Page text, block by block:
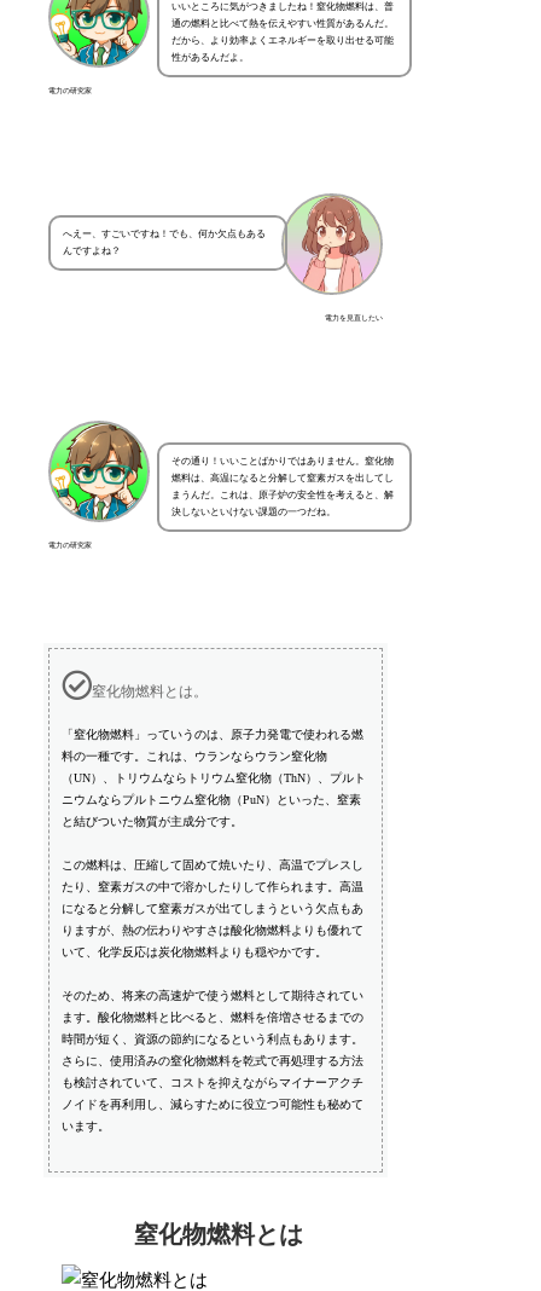
電力の研究家
いいところに気がつきましたね！窒化物燃料は、普
通の燃料と比べて熱を伝えやすい性質があるんだ。
だから、より効率よくエネルギーを取り出せる可能
性があるんだよ。
電力を見直したい
へえー、すごいですね！でも、何か欠点もある
んですよね？
電力の研究家
その通り！いいことばかりではありません。窒化物
燃料は、高温になると分解して窒素ガスを出してし
まうんだ。これは、原子炉の安全性を考えると、解
決しないといけない課題の一つだね。
窒化物燃料とは。
「窒化物燃料」っていうのは、原子力発電で使われる燃
料の一種です。これは、ウランならウラン窒化物
（UN）、トリウムならトリウム窒化物（ThN）、プルト
ニウムならプルトニウム窒化物（PuN）といった、窒素
と結びついた物質が主成分です。
この燃料は、圧縮して固めて焼いたり、高温でプレスし
たり、窒素ガスの中で溶かしたりして作られます。高温
になると分解して窒素ガスが出てしまうという欠点もあ
りますが、熱の伝わりやすさは酸化物燃料よりも優れて
いて、化学反応は炭化物燃料よりも穏やかです。
そのため、将来の高速炉で使う燃料として期待されてい
ます。酸化物燃料と比べると、燃料を倍増させるまでの
時間が短く、資源の節約になるという利点もあります。
さらに、使用済みの窒化物燃料を乾式で再処理する方法
も検討されていて、コストを抑えながらマイナーアクチ
ノイドを再利用し、減らすために役立つ可能性も秘めて
います。
窒化物燃料とは